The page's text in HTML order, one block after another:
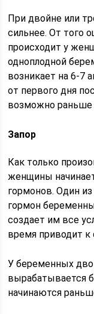
При двойне или
сильнее. От того
происходит у
одноплодной
возникает на 6-7
от первого дня
возможно раньше
Запор
Как только
женщины
гормонов. Один
гормон
создает им все
время приводит
У беременных
вырабатывается
начинаются